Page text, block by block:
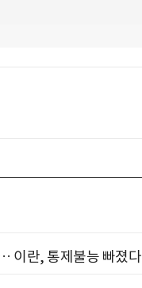
이란, 통제불능 빠졌다